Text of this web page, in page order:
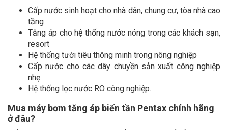
Cấp nước sinh hoạt cho nhà dân, chung cư, tòa nhà cao
tầng
Tăng áp cho hệ thống nước nóng trong các khách sạn,
resort
Hệ thống tưới tiêu thông minh trong nông nghiệp
Cấp nước cho các dây chuyền sản xuất công nghiệp
nhẹ
Hệ thống lọc nước RO công nghiệp.
Mua máy bơm tăng áp biến tần Pentax chính hãng
ở đâu?